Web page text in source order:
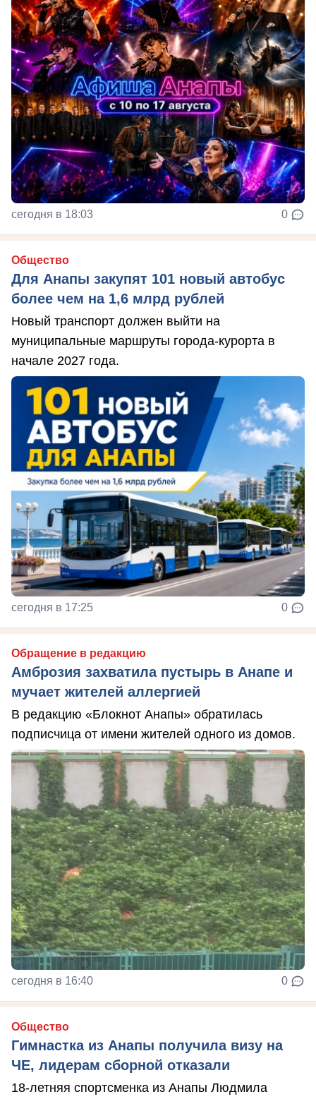
сегодня в 18:03 0
Общество
Для Анапы закупят 101 новый автобус
более чем на 1,6 млрд рублей
Новый транспорт должен выйти на
муниципальные маршруты города-курорта в
начале 2027 года.
сегодня в 17:25 0
Обращение в редакцию
Амброзия захватила пустырь в Анапе и
мучает жителей аллергией
В редакцию «Блокнот Анапы» обратилась
подписчица от имени жителей одного из домов.
сегодня в 16:40 0
Общество
Гимнастка из Анапы получила визу на
ЧЕ, лидерам сборной отказали
18-летняя спортсменка из Анапы Людмила